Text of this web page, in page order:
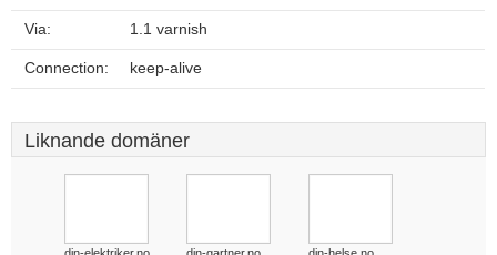
Via: 1.1 varnish
Connection: keep-alive
Liknande domäner